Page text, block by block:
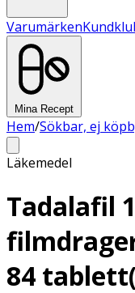
Varumärken
Mina Recept
Hem/Sökbar, ej
Läkemedel
Tadalafil
84